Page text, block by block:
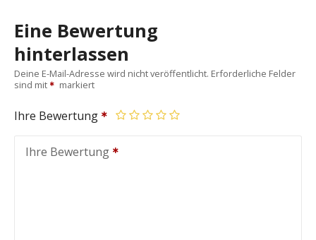
Eine Bewertung
hinterlassen
Deine E-Mail-Adresse wird nicht veröffentlicht. Erforderliche Felder
sind mit
markiert
Ihre Bewertung
Ihre Bewertung